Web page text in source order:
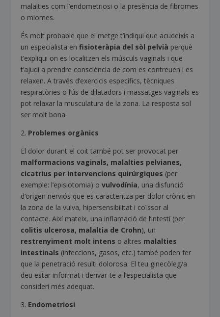
malalties com l’endometriosi o la presència de fibromes
o miomes.
És molt probable que el metge t’indiqui que acudeixis a
un especialista enfisioteràpia del sòl pelvià perquè
t’expliqui on es localitzen els músculs vaginals i que
t’ajudi a prendre consciència de com es contreuen i es
relaxen. A través d’exercicis específics, tècniques
respiratòries o l’ús de dilatadors i massatges vaginals es
pot relaxar la musculatura de la zona. La resposta sol
ser molt bona.
2. Problemes orgànics
El dolor durant el coit també pot ser provocat per
malformacions vaginals, malalties pelvianes,
cicatrius per intervencions quirúrgiques (per
exemple: l’episiotomia) ovulvodínia, una disfunció
d’origen nerviós que es caracteritza per dolor crònic en
la zona de la vulva, hipersensibilitat i coïssor al
contacte. Així mateix, una inflamació de l’intestí (per
colitis ulcerosa, malaltia de Crohn), un
restrenyiment molt intens o altres malalties
intestinals (infeccions, gasos, etc.) també poden fer
que la penetració resulti dolorosa. El teu ginecòleg/a
deu estar informat i derivar-te a l’especialista que
consideri més adequat.
3. Endometriosi